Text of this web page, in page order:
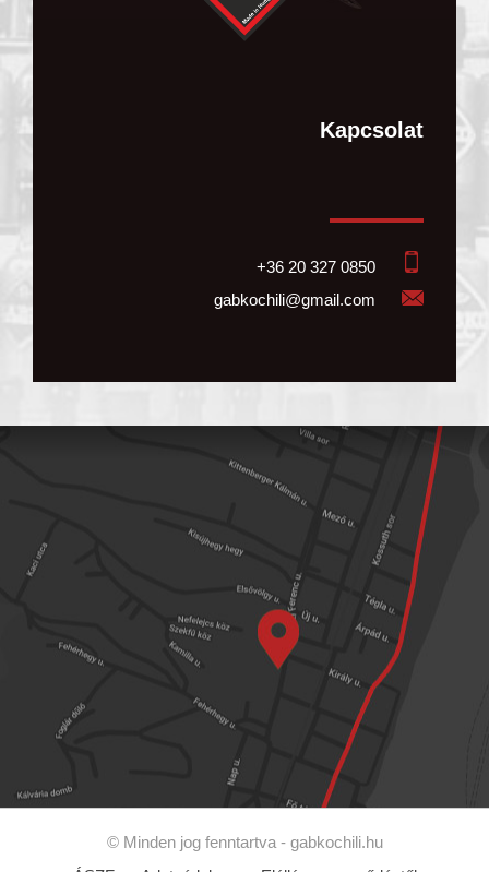
Kapcsolat
+36 20 327 0850
gabkochili@gmail.com
© Minden jog fenntartva - gabkochili.hu